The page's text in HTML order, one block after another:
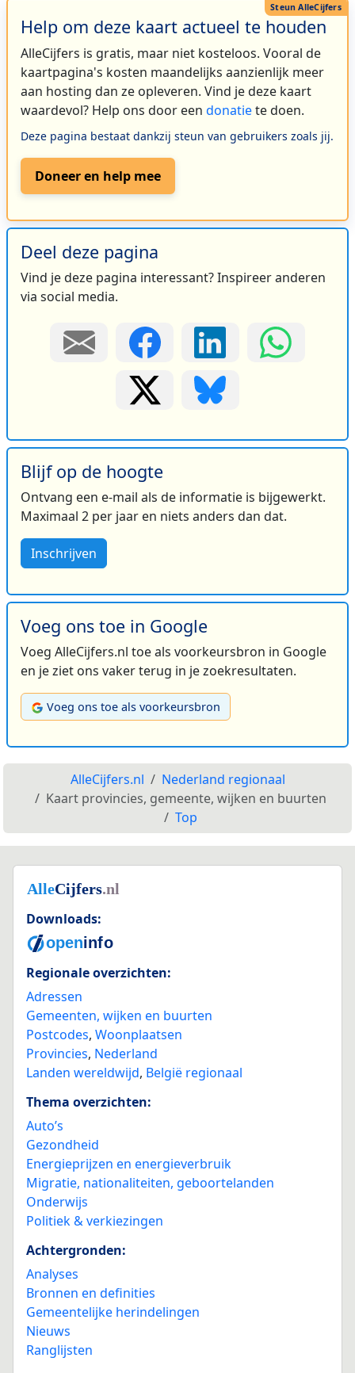
Help om deze kaart actueel te houden
AlleCijfers is gratis, maar niet kosteloos. Vooral de
kaartpagina's kosten maandelijks aanzienlijk meer
aan hosting dan ze opleveren. Vind je deze kaart
waardevol? Help ons door een donatiete doen.
Deze pagina bestaat dankzij steun van gebruikers zoals jij.
Doneer en help mee
Deel deze pagina
Vind je deze pagina interessant? Inspireer anderen
via social media.
Blijf op de hoogte
Ontvang een e-mail als de informatie is bijgewerkt.
Maximaal 2 per jaar en niets anders dan dat.
Inschrijven
Voeg ons toe in Google
Voeg AlleCijfers.nl toe als voorkeursbron in Google
en je ziet ons vaker terug in je zoekresultaten.
Voeg ons toe als voorkeursbron
AlleCijfers.nl
Nederland regionaal
Kaart provincies, gemeente, wijken en buurten
Top
Downloads:
Regionale overzichten:
Adressen
Gemeenten, wijken en buurten
Postcodes, Woonplaatsen
Provincies, Nederland
Landen wereldwijd, België regionaal
Thema overzichten:
Auto’s
Gezondheid
Energieprijzen en energieverbruik
Migratie, nationaliteiten, geboortelanden
Onderwijs
Politiek & verkiezingen
Achtergronden:
Analyses
Bronnen en definities
Gemeentelijke herindelingen
Nieuws
Ranglijsten